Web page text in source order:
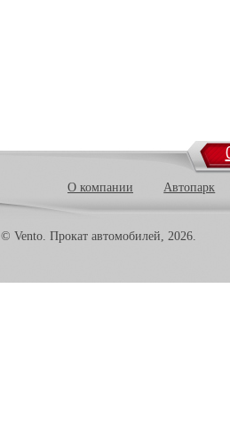
О компании Автопарк
© Vento. Прокат автомобилей, 2026.